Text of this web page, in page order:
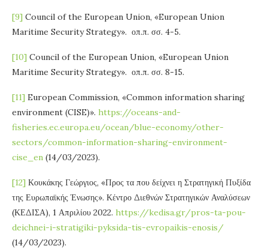
[9] Council of the European Union, «European Union
Maritime Security Strategy». οπ.π. σσ. 4-5.
[10] Council of the European Union, «European Union
Maritime Security Strategy». οπ.π. σσ. 8-15.
[11] European Commission, «Common information sharing
environment (CISE)». https://oceans-and-
fisheries.ec.europa.eu/ocean/blue-economy/other-
sectors/common-information-sharing-environment-
cise_en (14/03/2023).
[12] Κουκάκης Γεώργιος, «Προς τα που δείχνει η Στρατηγική Πυξίδα
της Ευρωπαϊκής Ένωσης». Κέντρο Διεθνών Στρατηγικών Αναλύσεων
(ΚΕΔΙΣΑ), 1 Απριλίου 2022. https://kedisa.gr/pros-ta-pou-
deichnei-i-stratigiki-pyksida-tis-evropaikis-enosis/
(14/03/2023).